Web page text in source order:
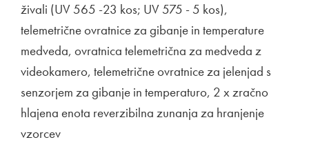
živali (UV 565 -23 kos; UV 575 - 5 kos),
telemetrične ovratnice za gibanje in temperature
medveda, ovratnica telemetrična za medveda z
videokamero, telemetrične ovratnice za jelenjad s
senzorjem za gibanje in temperaturo, 2 x zračno
hlajena enota reverzibilna zunanja za hranjenje
vzorcev